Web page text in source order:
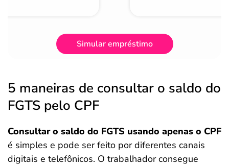
Simular empréstimo
5 maneiras de consultar o saldo do
FGTS pelo CPF
Consultar o saldo do FGTS usando apenas o CPF
é simples e pode ser feito por diferentes canais
digitais e telefônicos. O trabalhador consegue